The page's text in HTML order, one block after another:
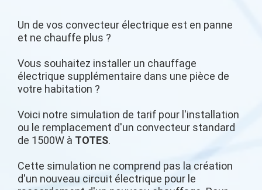
Un de vos convecteur électrique est en panne
et ne chauffe plus ?
Vous souhaitez installer un chauffage
électrique supplémentaire dans une pièce de
votre habitation ?
Voici notre simulation de tarif pour l'installation
ou le remplacement d'un convecteur standard
de 1500W à TOTES.
Cette simulation ne comprend pas la création
d'un nouveau circuit électrique pour le